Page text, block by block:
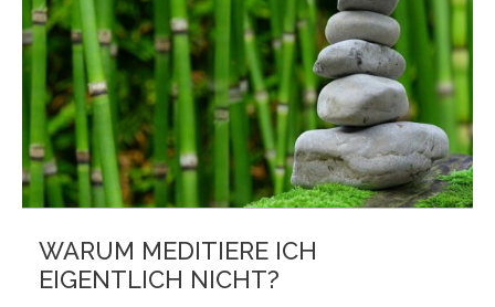
WARUM MEDITIERE ICH
EIGENTLICH NICHT?